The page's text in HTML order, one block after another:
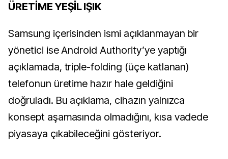
ÜRETİME YEŞİL IŞIK
Samsung içerisinden ismi açıklanmayan bir
yönetici ise Android Authority’ye yaptığı
açıklamada, triple-folding (üçe katlanan)
telefonun üretime hazır hale geldiğini
doğruladı. Bu açıklama, cihazın yalnızca
konsept aşamasında olmadığını, kısa vadede
piyasaya çıkabileceğini gösteriyor.